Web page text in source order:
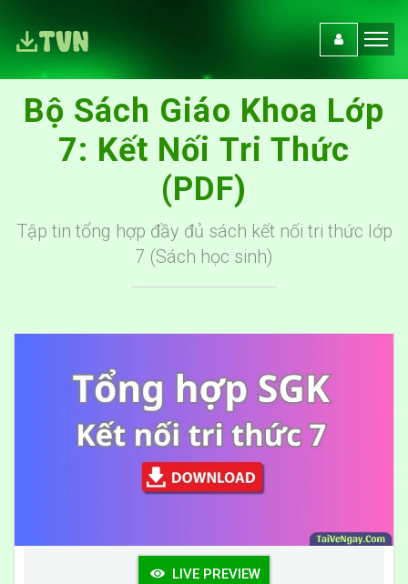
Bộ Sách Giáo Khoa Lớp
7: Kết Nối Tri Thức
(PDF)
Tập tin tổng hợp đầy đủ sách kết nối tri thức lớp
7 (Sách học sinh)
LIVE PREVIEW